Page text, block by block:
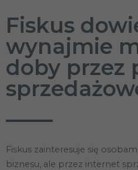
Fiskus
wynajmie
doby przez
Fiskus zainteresuje się
biznesu, ale przez internet